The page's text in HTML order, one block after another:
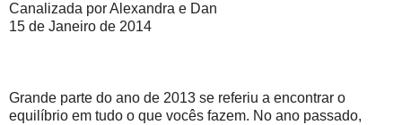
Canalizada por Alexandra e Dan
15 de Janeiro de 2014
Grande parte do ano de 2013 se referiu a encontrar o
equilíbrio em tudo o que vocês fazem. No ano passado,